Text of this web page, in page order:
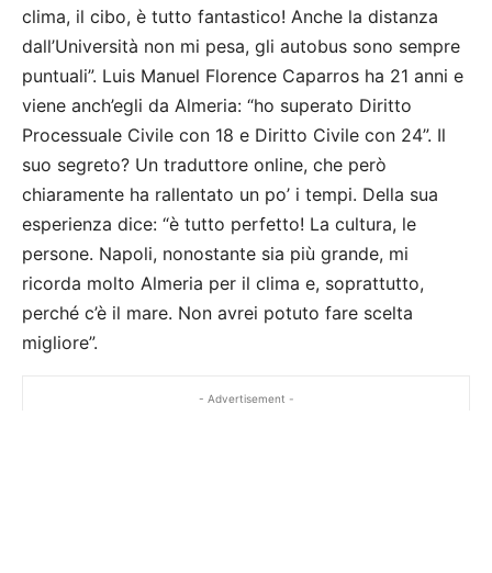
clima, il cibo, è tutto fantastico! Anche la distanza
dall’Università non mi pesa, gli autobus sono sempre
puntuali”. Luis Manuel Florence Caparros ha 21 anni e
viene anch’egli da Almeria: “ho superato Diritto
Processuale Civile con 18 e Diritto Civile con 24”. Il
suo segreto? Un traduttore online, che però
chiaramente ha rallentato un po’ i tempi. Della sua
esperienza dice: “è tutto perfetto! La cultura, le
persone. Napoli, nonostante sia più grande, mi
ricorda molto Almeria per il clima e, soprattutto,
perché c’è il mare. Non avrei potuto fare scelta
migliore”.
- Advertisement -